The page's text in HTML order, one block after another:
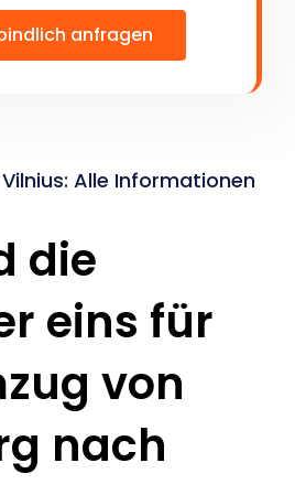
anfragen
Alle Informationen
die
eins für
von
nach